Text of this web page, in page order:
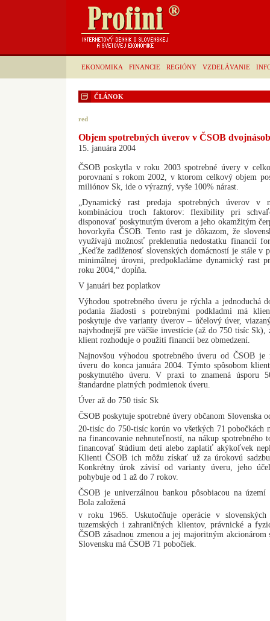
EKONOMIKA FINANCIE REGIÓNY VZDELÁVANIE
ČLÁNOK
red
Objem spotrebných úverov v ČSOB
15. januára 2004
ČSOB poskytla v roku 2003 spotrebné úvery v
porovnaní s rokom 2002, v ktorom celkový objem
miliónov Sk, ide o výrazný, vyše 100% nárast.
„Dynamický rast predaja spotrebných úverov v
kombináciou troch faktorov: flexibility pri
disponovať poskytnutým úverom a jeho okamžitým
hovorkyňa ČSOB. Tento rast je dôkazom, že
využívajú možnosť preklenutia nedostatku financií
„Keďže zadlženosť slovenských domácností je stále v
minimálnej úrovni, predpokladáme dynamický rast
roku 2004,“ dopĺňa.
V januári bez poplatkov
Výhodou spotrebného úveru je rýchla a jednoduchá
podania žiadosti s potrebnými podkladmi má
poskytuje dve varianty úverov – účelový úver,
najvhodnejší pre väčšie investície (až do 750 tisíc
klient rozhoduje o použití financií bez obmedzení.
Najnovšou výhodou spotrebného úveru od ČSOB
úveru do konca januára 2004. Týmto spôsobom
poskytnutého úveru. V praxi to znamená úsporu
štandardne platných podmienok úveru.
Úver až do 750 tisíc Sk
ČSOB poskytuje spotrebné úvery občanom Slovenska
20-tisíc do 750-tisíc korún vo všetkých 71 pobočkách
na financovanie nehnuteľností, na nákup spotrebného
financovať štúdium detí alebo zaplatiť akýkoľvek
Klienti ČSOB ich môžu získať už za úrokovú
Konkrétny úrok závisí od varianty úveru, jeho
pohybuje od 1 až do 7 rokov.
ČSOB je univerzálnou bankou pôsobiacou na
Bola založená
v roku 1965. Uskutočňuje operácie v
tuzemských i zahraničných klientov, právnické a
ČSOB zásadnou zmenou a jej majoritným
Slovensku má ČSOB 71 pobočiek.